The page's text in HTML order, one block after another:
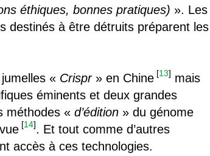
éthiques, bonnes pratiques) ». Les
destinés à être détruits préparent les
« Crispr» en Chine [13] mais
éminents et deux grandes
méthodes «d’édition » du génome
[14]. Et tout comme d’autres
accès à ces technologies.